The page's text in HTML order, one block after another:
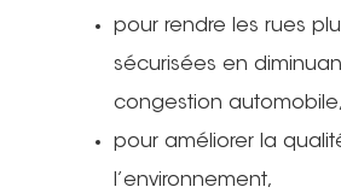
pour rendre les rues
sécurisées en
congestion automobile,
pour améliorer la
l’environnement,